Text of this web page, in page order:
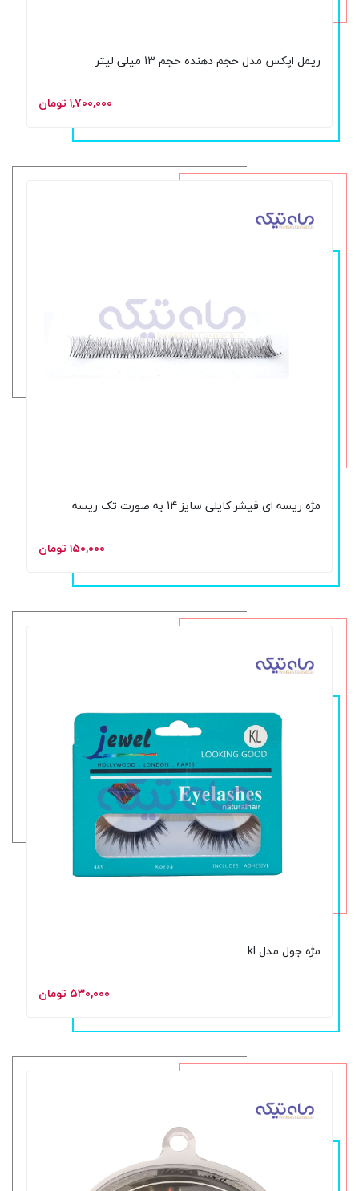
ریمل اپکس مدل حجم دهنده حجم 13 میلی لیتر
۱,۷۰۰,۰۰۰ تومان
مژه ریسه ای فیشر کایلی سایز 14 به صورت تک ریسه
۱۵۰,۰۰۰ تومان
مژه جول مدل kl
۵۳۰,۰۰۰ تومان